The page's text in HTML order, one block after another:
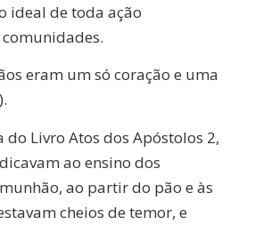
ideal de toda ação
eram um só coração e uma
do Livro Atos dos Apóstolos 2,
ao ensino dos
ao partir do pão e às
cheios de temor, e